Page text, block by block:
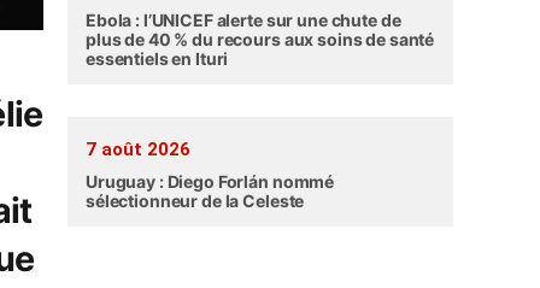
Ebola : l’UNICEF alerte sur une chute de
plus de 40 % du recours aux soins de santé
essentiels en Ituri
7 août 2026
Uruguay : Diego Forlán nommé
sélectionneur de la Celeste